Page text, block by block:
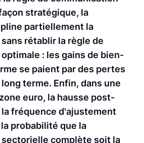
stratégique, la
partiellement la
rétablir la règle de
: les gains de bien-
se paient par des pertes
terme. Enfin, dans une
euro, la hausse post-
fréquence d'ajustement
probabilité que la
complète soit la